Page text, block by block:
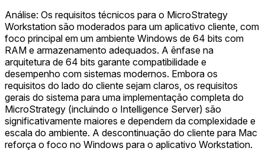
Análise: Os requisitos técnicos para o MicroStrategy
Workstation são moderados para um aplicativo cliente, com
foco principal em um ambiente Windows de 64 bits com
RAM e armazenamento adequados. A ênfase na
arquitetura de 64 bits garante compatibilidade e
desempenho com sistemas modernos. Embora os
requisitos do lado do cliente sejam claros, os requisitos
gerais do sistema para uma implementação completa do
MicroStrategy (incluindo o Intelligence Server) são
significativamente maiores e dependem da complexidade e
escala do ambiente. A descontinuação do cliente para Mac
reforça o foco no Windows para o aplicativo Workstation.